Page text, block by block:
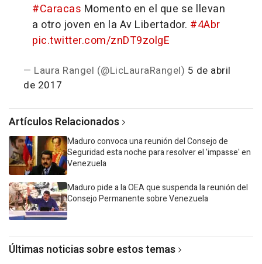
#Caracas Momento en el que se llevan
a otro joven en la Av Libertador. #4Abr
pic.twitter.com/znDT9zolgE
— Laura Rangel (@LicLauraRangel) 5 de abril
de 2017
Artículos Relacionados
Maduro convoca una reunión del Consejo de
Seguridad esta noche para resolver el 'impasse' en
Venezuela
Maduro pide a la OEA que suspenda la reunión del
Consejo Permanente sobre Venezuela
Últimas noticias sobre estos temas